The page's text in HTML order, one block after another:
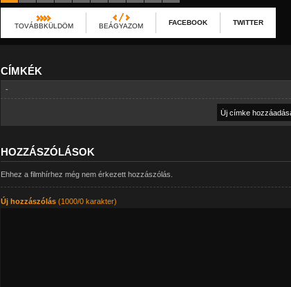
TOVÁBBKÜLDÖM BEÁGYAZOM FACEBOOK TWITTER
CÍMKÉK
-
HOZZÁSZÓLÁSOK
Ehhez a filmhírhez még nem érkezett hozzászólás.
Új hozzászólás(1000/0 karakter)